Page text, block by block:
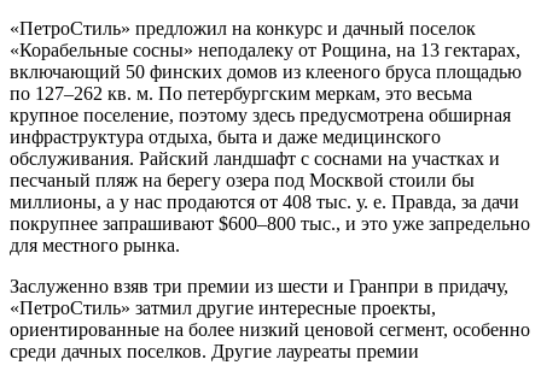
«ПетроСтиль» предложил на конкурс и дачный поселок
«Корабельные сосны» неподалеку от Рощина, на 13 гектарах,
включающий 50 финских домов из клееного бруса площадью
по 127–262 кв. м. По петербургским меркам, это весьма
крупное поселение, поэтому здесь предусмотрена обширная
инфраструктура отдыха, быта и даже медицинского
обслуживания. Райский ландшафт с соснами на участках и
песчаный пляж на берегу озера под Москвой стоили бы
миллионы, а у нас продаются от 408 тыс. у. е. Правда, за дачи
покрупнее запрашивают $600–800 тыс., и это уже запредельно
для местного рынка.
Заслуженно взяв три премии из шести и Гран­при в придачу,
«ПетроСтиль» затмил другие интересные проекты,
ориентированные на более низкий ценовой сегмент, особенно
среди дачных поселков. Другие лауреаты премии